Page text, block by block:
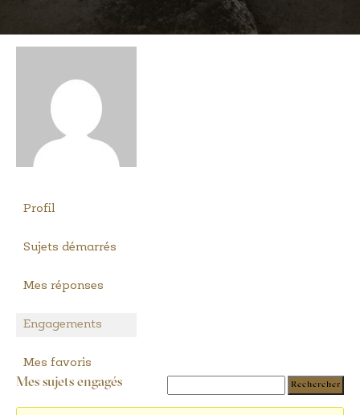
Profil
Sujets démarrés
Mes réponses
Engagements
Mes favoris
Mes sujets engagés